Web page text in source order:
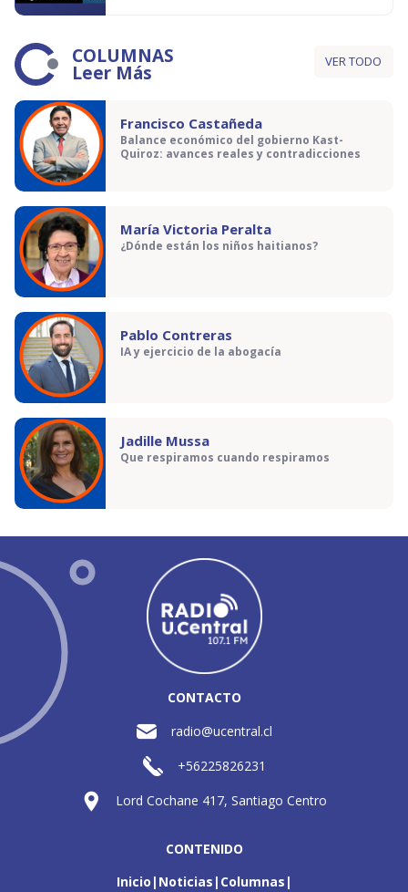
COLUMNAS
Leer Más VER TODO
Francisco Castañeda
Balance económico del gobierno Kast-
Quiroz: avances reales y contradicciones
María Victoria Peralta
¿Dónde están los niños haitianos?
Pablo Contreras
IA y ejercicio de la abogacía
Jadille Mussa
Que respiramos cuando respiramos
CONTACTO
radio@ucentral.cl
+56225826231
Lord Cochane 417, Santiago Centro
CONTENIDO
Inicio Noticias Columnas